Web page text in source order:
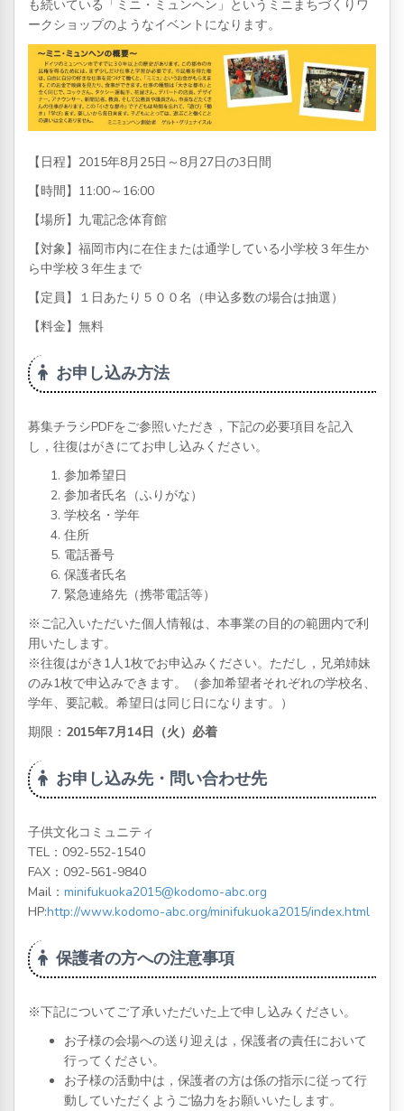
も続いている「ミニ・ミュンヘン」というミニまちづくりワ
ークショップのようなイベントになります。
【日程】2015年8月25日～8月27日の3日間
【時間】11:00～16:00
【場所】九電記念体育館
【対象】福岡市内に在住または通学している小学校３年生か
ら中学校３年生まで
【定員】１日あたり５００名（申込多数の場合は抽選）
【料金】無料
お申し込み方法
募集チラシPDFをご参照いただき，下記の必要項目を記入
し，往復はがきにてお申し込みください。
参加希望日
参加者氏名（ふりがな）
学校名・学年
住所
電話番号
保護者氏名
緊急連絡先（携帯電話等）
※ご記入いただいた個人情報は、本事業の目的の範囲内で利
用いたします。
※往復はがき1人1枚でお申込みください。ただし，兄弟姉妹
のみ1枚で申込みできます。（参加希望者それぞれの学校名、
学年、要記載。希望日は同じ日になります。）
期限： 2015年7月14日（火）必着
お申し込み先・問い合わせ先
子供文化コミュニティ
TEL： 092-552-1540
FAX：092-561-9840
Mail： minifukuoka2015@kodomo-abc.org
HP:http://www.kodomo-abc.org/minifukuoka2015/index.html
保護者の方への注意事項
※下記についてご了承いただいた上で申し込みください。
お子様の会場への送り迎えは，保護者の責任において
行ってください。
お子様の活動中は，保護者の方は係の指示に従って行
動していただくようご協力をお願いいたします。